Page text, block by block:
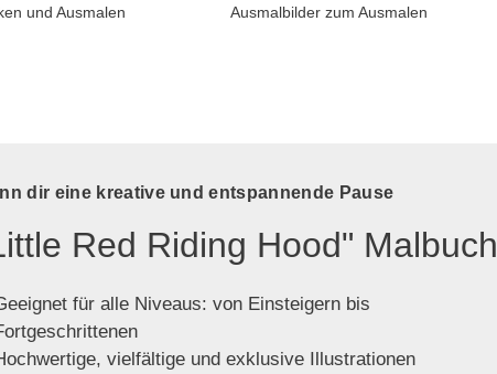
und Ausmalen
Ausmalbilder zum Ausmalen
dir eine kreative und entspannende Pause
Red Riding Hood" Malbuch
für alle Niveaus: von Einsteigern bis
vielfältige und exklusive Illustrationen